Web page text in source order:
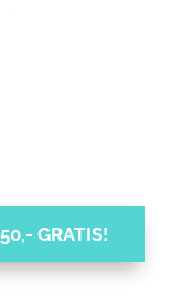
GRATIS!